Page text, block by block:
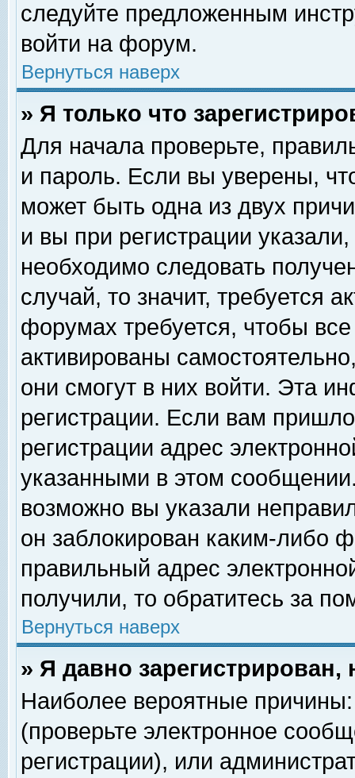
следуйте предложенным
войти на форум.
Вернуться наверх
» Я только что
Для начала проверьте,
и пароль. Если вы уверены,
может быть одна из двух
и вы при регистрации
необходимо следовать
случай, то значит, требуется
форумах требуется, чтобы
активированы
они смогут в них войти. Эта
регистрации. Если вам
регистрации адрес
указанными в этом
возможно вы указали
он заблокирован каким-либо
правильный адрес
получили, то обратитесь за
Вернуться наверх
» Я давно
Наиболее вероятные
(проверьте электронное
регистрации), или